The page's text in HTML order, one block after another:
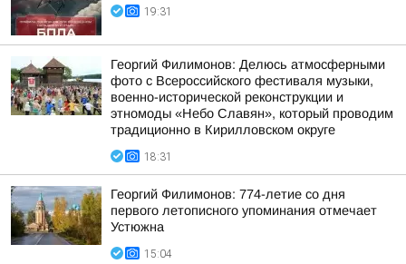
19:31
Георгий Филимонов: Делюсь атмосферными
фото с Всероссийского фестиваля музыки,
военно-исторической реконструкции и
этномоды «Небо Славян», который проводим
традиционно в Кирилловском округе
18:31
Георгий Филимонов: 774-летие со дня
первого летописного упоминания отмечает
Устюжна
15:04